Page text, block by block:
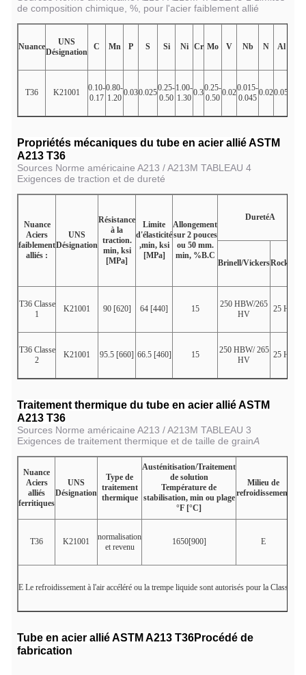
de composition chimique, %, pour l'acier faiblement allié
Nuance
UNS
Désignation
C Mn P S Si Ni Cr Mo V Nb N Al
T36 K21001
0.10-
0.17
0.80-
1.20
0.030.0250.25-
0.50
1.00-
1.30
0.30.25-
0.50
0.020.015-
0.045
0.020.05
Propriétés mécaniques du tube en acier allié ASTM
A213 T36
Sources Norme américaine A213 / A213M TABLEAU 4
Exigences de traction et de dureté
Nuance
Aciers
faiblement
alliés :
UNS
Désignation
Résistance
à la
traction.
min, ksi
[MPa]
Limite
d'élasticité
,min, ksi
[MPa]
Allongement
sur 2 pouces
ou 50 mm.
min, %B.C
DuretéA
Brinell/VickersRockwell
T36 Classe
1
K21001 90 [620] 64 [440] 15
250 HBW/265
HV
25 HRC
T36 Classe
2
K21001 95.5 [660] 66.5 [460] 15
250 HBW/ 265
HV
25 HRC
Traitement thermique du tube en acier allié ASTM
A213 T36
Sources Norme américaine A213 / A213M TABLEAU 3
Exigences de traitement thermique et de taille de grainA
Nuance
Aciers
alliés
ferritiques
UNS
Désignation
Type de
traitement
thermique
Austénitisation/Traitement
de solution
Température de
stabilisation, min ou plage
°F [°C]
Milieu de
refroidissement
T36 K21001
normalisation
et revenu
1650[900] E
E Le refroidissement à l'air accéléré ou la trempe liquide sont autorisés pour la Classe 2.
Tube en acier allié ASTM A213 T36Procédé de
fabrication